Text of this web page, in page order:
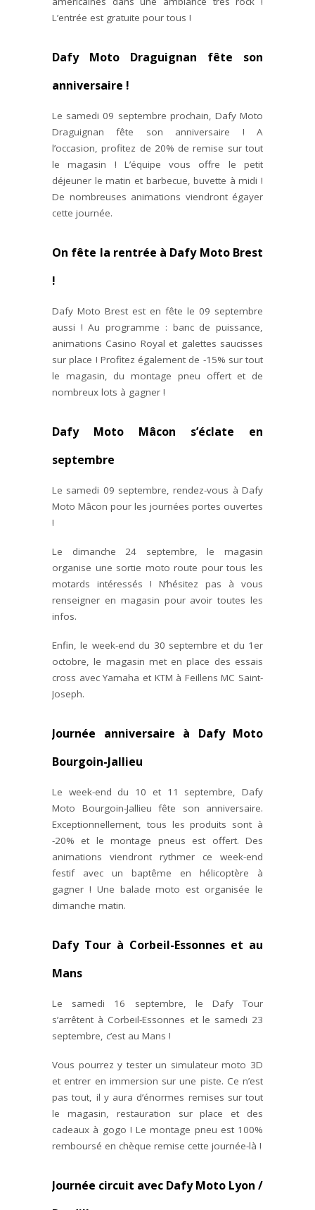
L’entrée est gratuite pour tous !
Dafy Moto Draguignan fête son
anniversaire !
Le samedi 09 septembre prochain, Dafy Moto
Draguignan fête son anniversaire ! A
l’occasion, profitez de 20% de remise sur tout
le magasin ! L’équipe vous offre le petit
déjeuner le matin et barbecue, buvette à midi !
De nombreuses animations viendront égayer
cette journée.
On fête la rentrée à Dafy Moto Brest
!
Dafy Moto Brest est en fête le 09 septembre
aussi ! Au programme : banc de puissance,
animations Casino Royal et galettes saucisses
sur place ! Profitez également de -15% sur tout
le magasin, du montage pneu offert et de
nombreux lots à gagner !
Dafy Moto Mâcon s’éclate en
septembre
Le samedi 09 septembre, rendez-vous à Dafy
Moto Mâcon pour les journées portes ouvertes
!
Le dimanche 24 septembre, le magasin
organise une sortie moto route pour tous les
motards intéressés ! N’hésitez pas à vous
renseigner en magasin pour avoir toutes les
infos.
Enfin, le week-end du 30 septembre et du 1er
octobre, le magasin met en place des essais
cross avec Yamaha et KTM à Feillens MC Saint-
Joseph.
Journée anniversaire à Dafy Moto
Bourgoin-Jallieu
Le week-end du 10 et 11 septembre, Dafy
Moto Bourgoin-Jallieu fête son anniversaire.
Exceptionnellement, tous les produits sont à
-20% et le montage pneus est offert. Des
animations viendront rythmer ce week-end
festif avec un baptême en hélicoptère à
gagner ! Une balade moto est organisée le
dimanche matin.
Dafy Tour à Corbeil-Essonnes et au
Mans
Le samedi 16 septembre, le Dafy Tour
s’arrêtent à Corbeil-Essonnes et le samedi 23
septembre, c’est au Mans !
Vous pourrez y tester un simulateur moto 3D
et entrer en immersion sur une piste. Ce n’est
pas tout, il y aura d’énormes remises sur tout
le magasin, restauration sur place et des
cadeaux à gogo ! Le montage pneu est 100%
remboursé en chèque remise cette journée-là !
Journée circuit avec Dafy Moto Lyon /